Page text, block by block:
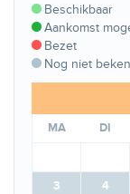
Beschikbaar
Aankomst
Bezet
Nog niet
MA DI
3
4